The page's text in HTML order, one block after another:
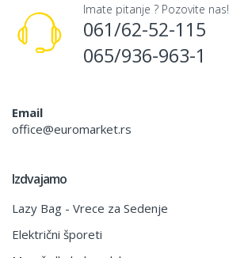
Imate pitanje ? Pozovite nas!
061/62-52-115
065/936-963-1
Email
office@euromarket.rs
Izdvajamo
Lazy Bag - Vrece za Sedenje
Električni šporeti